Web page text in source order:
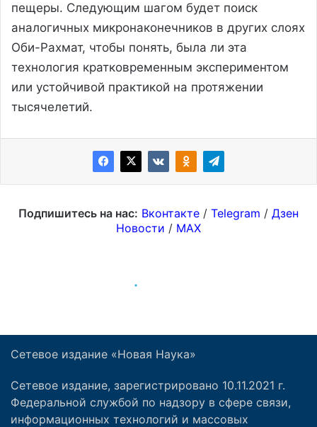
Сетевое издание «Новая Наука»
Сетевое издание, зарегистрировано 10.11.2021 г.
Федеральной службой по надзору в сфере связи,
информационных технологий и массовых